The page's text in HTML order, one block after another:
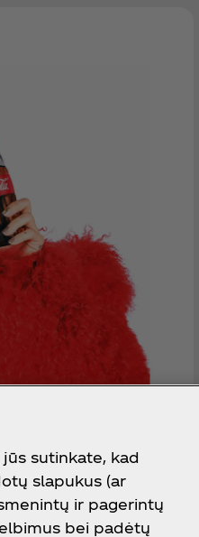
jūs sutinkate, kad
slapukus (ar
ir pagerintų
bei padėtų